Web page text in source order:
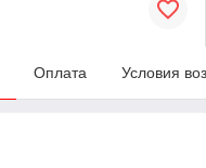
Оплата Условия